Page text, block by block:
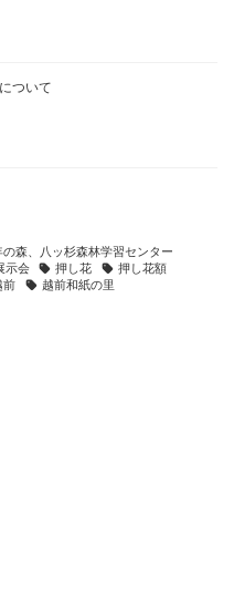
ついて
森、八ッ杉森林学習センター
示会 押し花
押し花額
前
越前和紙の里